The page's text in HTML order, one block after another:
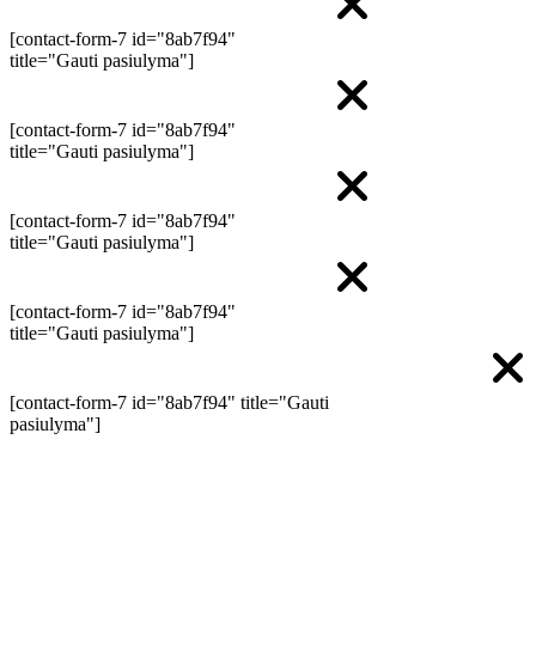
[contact-form-7 id="8ab7f94"
title="Gauti pasiulyma"]
[contact-form-7 id="8ab7f94"
title="Gauti pasiulyma"]
[contact-form-7 id="8ab7f94"
title="Gauti pasiulyma"]
[contact-form-7 id="8ab7f94"
title="Gauti pasiulyma"]
[contact-form-7 id="8ab7f94" title="Gauti
pasiulyma"]